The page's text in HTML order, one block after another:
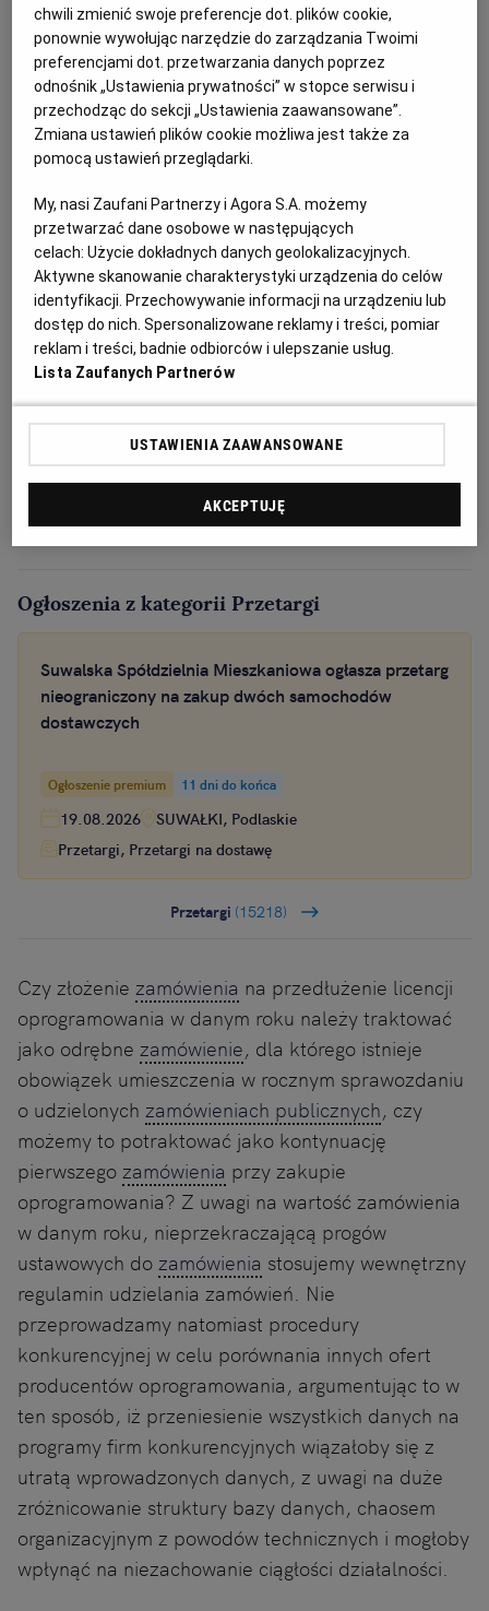
zawartej kilka lat temu był zakup oprogramowania.
Aby móc korzystać z programów, Ośrodek jest
zobowiązany corocznie składaćzamówienie
na
przedłużenie licencji, ponieważ jest to licencja
czasowa, odnawialna co 12 miesięcy.
Ogłoszenia z kategorii Przetargi
Suwalska Spółdzielnia Mieszkaniowa ogłasza przetarg
nieograniczony na zakup dwóch samochodów
dostawczych
Ogłoszenie premium 11 dni do końca
19.08.2026
SUWAŁKI, Podlaskie
Przetargi, Przetargi na dostawę
Przetargi (15218)
Czy złożenie zamówienia na przedłużenie licencji
oprogramowania w danym roku należy traktować
jako odrębne zamówienie, dla którego istnieje
obowiązek umieszczenia w rocznym sprawozdaniu
o udzielonych zamówieniach publicznych, czy
możemy to potraktować jako kontynuację
pierwszego zamówienia przy zakupie
oprogramowania? Z uwagi na wartość zamówienia
w danym roku, nieprzekraczającą progów
ustawowych do zamówienia stosujemy wewnętrzny
regulamin udzielania zamówień. Nie
przeprowadzamy natomiast procedury
konkurencyjnej w celu porównania innych ofert
producentów oprogramowania, argumentując to w
ten sposób, iż przeniesienie wszystkich danych na
programy firm konkurencyjnych wiązałoby się z
utratą wprowadzonych danych, z uwagi na duże
zróżnicowanie struktury bazy danych, chaosem
organizacyjnym z powodów technicznych i mogłoby
wpłynąć na niezachowanie ciągłości działalności.
chwili zmienić swoje preferencje dot. plików cookie,
ponownie wywołując narzędzie do zarządzania Twoimi
preferencjami dot. przetwarzania danych poprzez
odnośnik „Ustawienia prywatności” w stopce serwisu i
przechodząc do sekcji „Ustawienia zaawansowane”.
Zmiana ustawień plików cookie możliwa jest także za
pomocą ustawień przeglądarki.
My, nasi Zaufani Partnerzy i Agora S.A. możemy
przetwarzać dane osobowe w następujących
celach:Użycie dokładnych danych geolokalizacyjnych.
Aktywne skanowanie charakterystyki urządzenia do celów
identyfikacji. Przechowywanie informacji na urządzeniu lub
dostęp do nich. Spersonalizowane reklamy i treści, pomiar
reklam i treści, badnie odbiorców i ulepszanie usług.
Lista Zaufanych Partnerów
USTAWIENIA ZAAWANSOWANE
AKCEPTUJĘ